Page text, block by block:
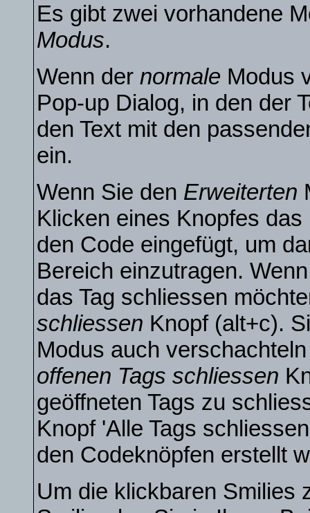
Es gibt zwei vorhandene
Modus.
Wenn der normale Modus
Pop-up Dialog, in den der
den Text mit den
ein.
Wenn Sie den Erweiterten
Klicken eines Knopfes
den Code eingefügt, um
Bereich einzutragen.
das Tag schliessen
schliessen Knopf (alt+c).
Modus auch
offenen Tags schliessen
geöffneten Tags zu
Knopf 'Alle Tags
den Codeknöpfen erstellt
Um die klickbaren Smilies